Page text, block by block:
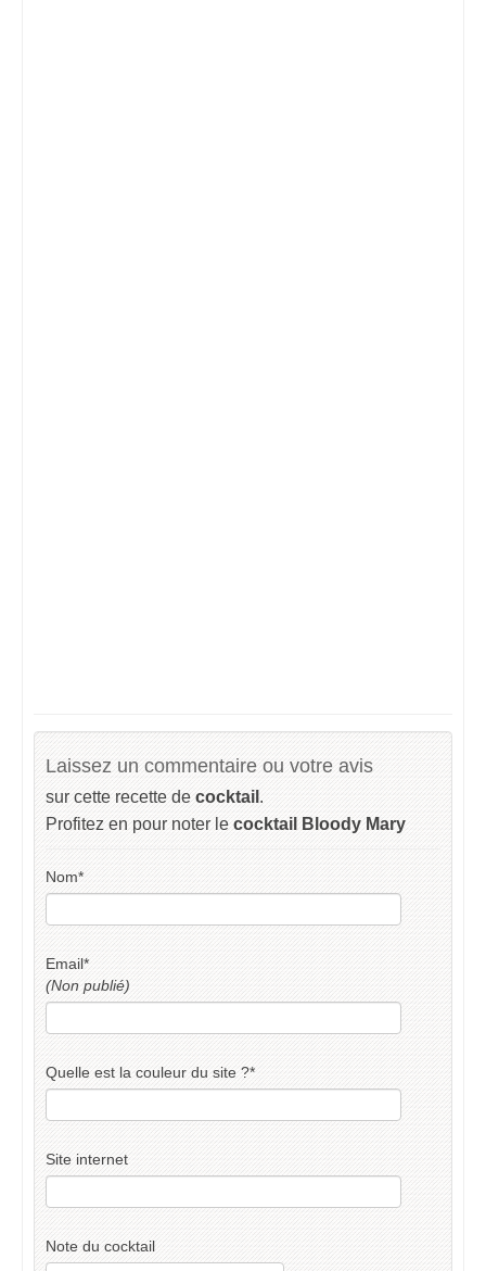
Laissez un commentaire ou votre avis
sur cette recette de cocktail .
Profitez en pour noter le cocktail Bloody Mary
Nom*
Email*
(Non publié)
Quelle est la couleur du site ?*
Site internet
Note du cocktail